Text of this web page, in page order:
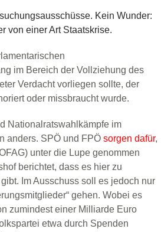
Kein Wunder:
von einer Art Staatskrise.
im Bereich der Vollziehung des
Verdacht vorliegen sollte, der
oder missbraucht wurde.
Nationalratswahlkämpfe im
anders. SPÖ und FPÖ sorgen dafür,
unter die Lupe genommen
berichtet, dass es hier zu
Im Ausschuss soll es jedoch nur
gehen. Wobei es
zumindest einer Milliarde Euro
etwa durch Spenden